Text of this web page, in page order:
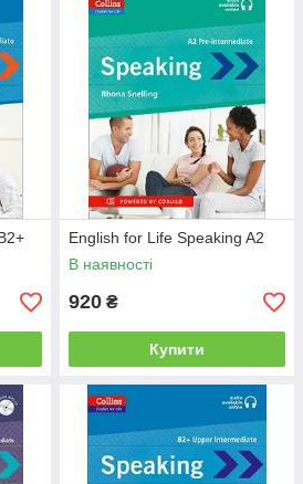
English for Life Speaking A2
В наявності
920 ₴
Купити